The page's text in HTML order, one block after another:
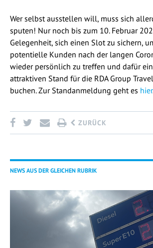
Wer selbst ausstellen will, muss sich
sputen! Nur noch bis zum 10. Februar
Gelegenheit, sich einen Slot zu sichern,
potentielle Kunden nach der langen
wieder persönlich zu treffen und dafür
attraktiven Stand für die RDA Group
buchen. Zur Standanmeldung geht es hier
ZURÜCK
NEWS AUS DER GLEICHEN RUBRIK